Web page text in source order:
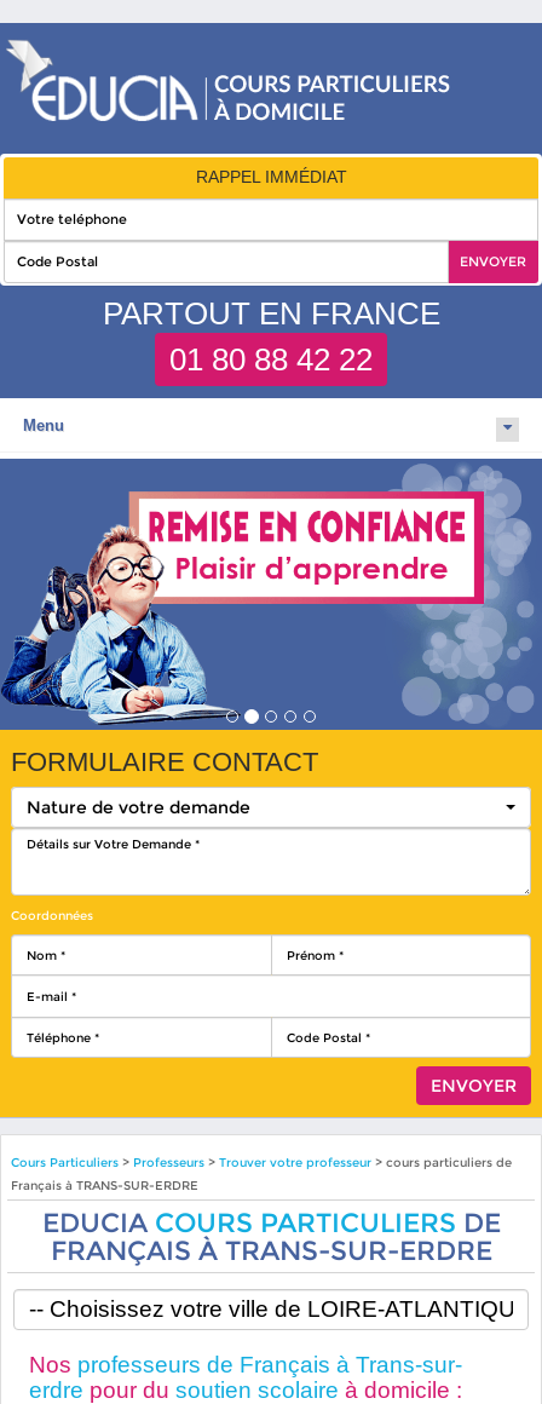
RAPPEL IMMÉDIAT
PARTOUT EN FRANCE
01 80 88 42 22
Menu
FORMULAIRE CONTACT
Nature de votre demande
Coordonnées
Cours Particuliers> Professeurs > Trouver votre professeur> cours particuliers de
Français à TRANS-SUR-ERDRE
EDUCIA COURS PARTICULIERS DE
FRANÇAIS À TRANS-SUR-ERDRE
Nos professeurs de Français à Trans-sur-
erdre pour du soutien scolaire à domicile :